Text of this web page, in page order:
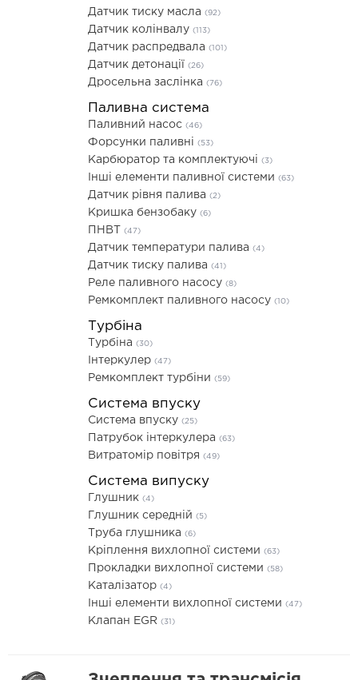
Датчик тиску масла (92)
Датчик колінвалу (113)
Датчик распредвала (101)
Датчик детонації (26)
Дросельна заслінка (76)
Паливна система
Паливний насос (46)
Форсунки паливні (53)
Карбюратор та комплектуючі (3)
Інші елементи паливної системи (63)
Датчик рівня палива (2)
Кришка бензобаку (6)
ПНВТ (47)
Датчик температури палива (4)
Датчик тиску палива (41)
Реле паливного насосу (8)
Ремкомплект паливного насосу (10)
Турбіна
Турбіна (30)
Інтеркулер (47)
Ремкомплект турбіни (59)
Система впуску
Система впуску (25)
Патрубок інтеркулера (63)
Витратомір повітря (49)
Система випуску
Глушник (4)
Глушник середній (5)
Труба глушника (6)
Кріплення вихлопної системи (63)
Прокладки вихлопної системи (58)
Каталізатор (4)
Інші елементи вихлопної системи (47)
Клапан EGR (31)